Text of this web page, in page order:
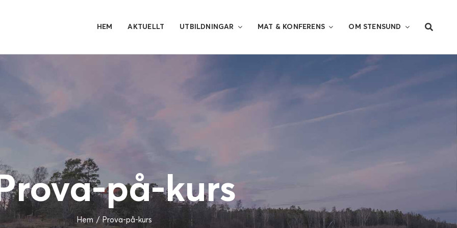
HEM AKTUELLT UTBILDNINGAR MAT & KONFERENS OM STENSUND
på-kurs
Hem Prova-på-kurs